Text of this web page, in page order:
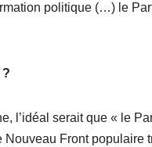
politique (…) le
l’idéal serait que « le
Nouveau Front populaire